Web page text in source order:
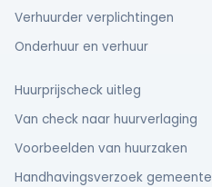
Verhuurder verplichtingen
Onderhuur en verhuur
Huurprijscheck uitleg
Van check naar huurverlaging
Voorbeelden van huurzaken
Handhavingsverzoek gemeente